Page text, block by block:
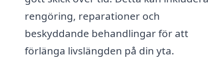
rengöring, reparationer och
beskyddande behandlingar för att
förlänga livslängden på din yta.